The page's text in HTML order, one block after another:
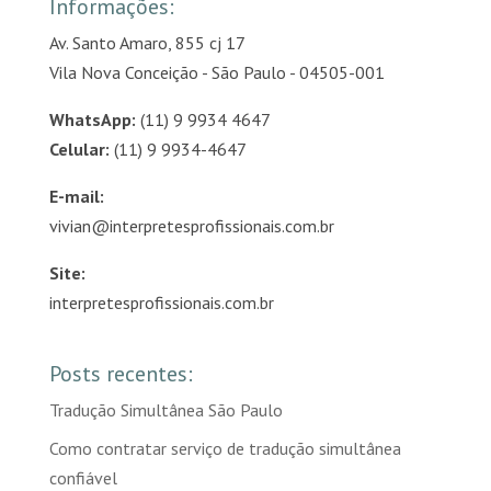
Informações:
Av. Santo Amaro, 855 cj 17
Vila Nova Conceição - São Paulo - 04505-001
WhatsApp: (11) 9 9934 4647
Celular: (11) 9 9934-4647
E-mail:
vivian@interpretesprofissionais.com.br
Site:
interpretesprofissionais.com.br
Posts recentes:
Tradução Simultânea São Paulo
Como contratar serviço de tradução simultânea
confiável